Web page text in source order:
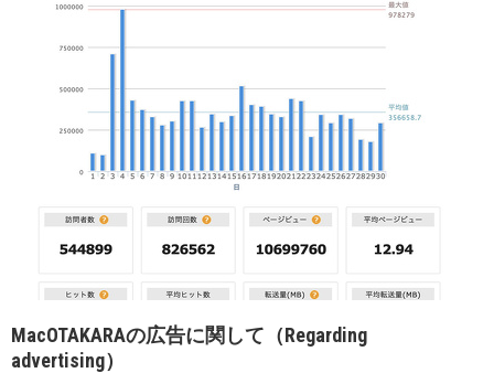
MacOTAKARAの広告に関して（Regarding
advertising）